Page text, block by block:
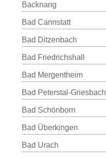
Backnang
Bad Cannstatt
Bad Ditzenbach
Bad Friedrichshall
Bad Mergentheim
Bad Peterstal-Griesbach
Bad Schönborn
Bad Überkingen
Bad Urach